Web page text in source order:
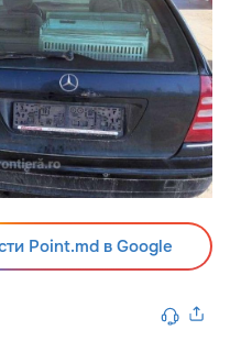
Point.md в Google